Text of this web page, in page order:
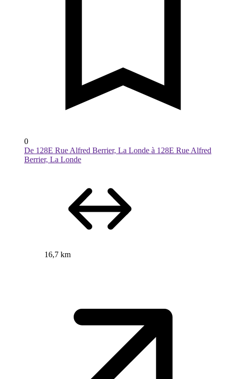
0
De 128E Rue Alfred Berrier, La Londe à 128E Rue Alfred
Berrier, La Londe
16,7 km